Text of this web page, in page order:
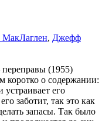
МакЛаглен, Джефф
(1955)
коротко о содержании:
его
заботит, так это как
запасы. Так было